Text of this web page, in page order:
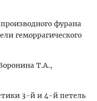
фурана
геморрагического
Т.А.,
3-й и 4-й петель